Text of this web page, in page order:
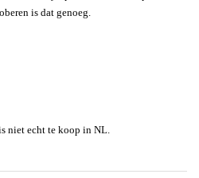
is dat genoeg.
niet echt te koop in NL.